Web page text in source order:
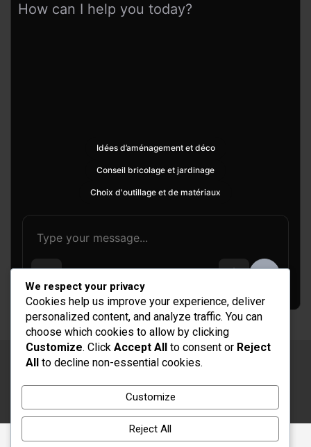
How can I help you today?
Idées d’aménagement et déco
Conseil bricolage et jardinage
Choix d'outillage et de matériaux
Copyright © 2026Rénovation et Décoration
Thème par :Theme Horse
Fièrement propulsé par :
We respect your privacy
Cookies help us improve your experience, deliver
personalized content, and analyze traffic. You can
choose which cookies to allow by clicking
Customize. Click Accept All to consent or Reject
All to decline non-essential cookies.
Customize
Reject All